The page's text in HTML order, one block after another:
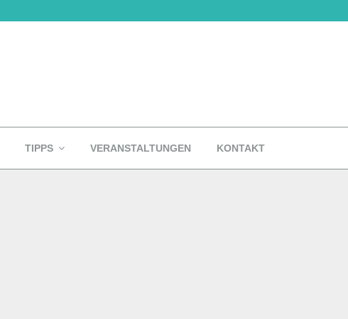
TIPPS VERANSTALTUNGEN KONTAKT